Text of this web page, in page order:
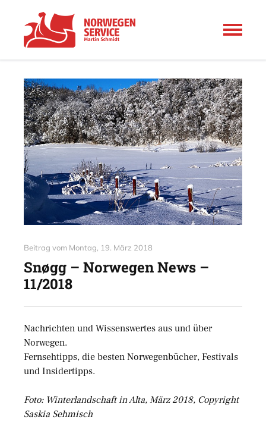
Beitrag vom Montag, 19. März 2018
Snøgg – Norwegen News –
11/2018
Nachrichten und Wissenswertes aus und über
Norwegen.
Fernsehtipps, die besten Norwegenbücher, Festivals
und Insidertipps.
Foto: Winterlandschaft in Alta, März 2018, Copyright
Saskia Sehmisch